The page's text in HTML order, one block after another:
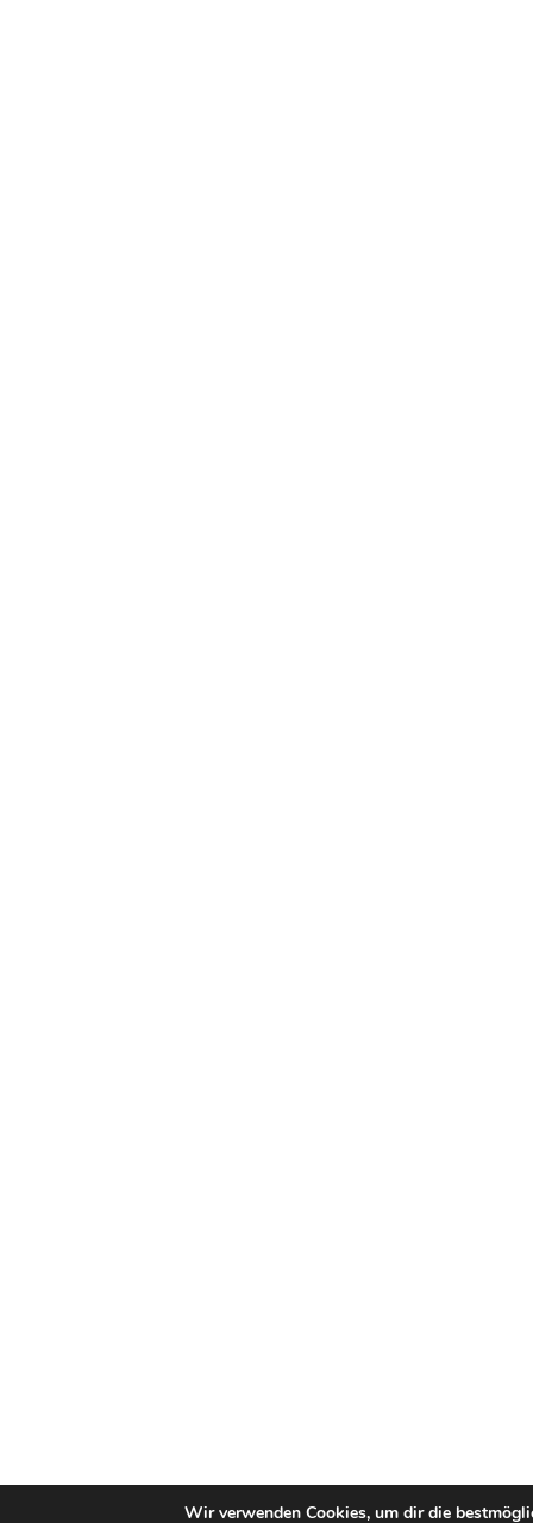
Wir verwenden Cookies, um dir die